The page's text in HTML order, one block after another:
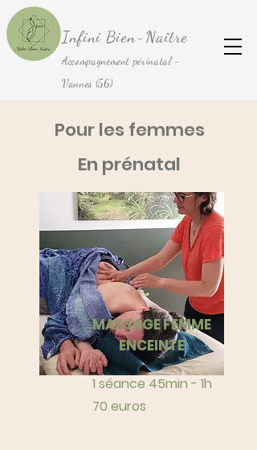
Infini Bien-Naître
Accompagnement périnatal -
Vannes (56)
Pour les femmes
En prénatal
MASSAGE FEMME
ENCEINTE
1 séance 45min - 1h
70 euros